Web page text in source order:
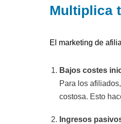
Multiplica
El marketing de
Bajos costes
Para los
costosa. Esto
Ingresos